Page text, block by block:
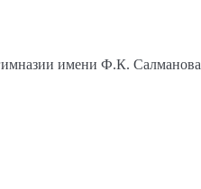
имени Ф.К. Салманова